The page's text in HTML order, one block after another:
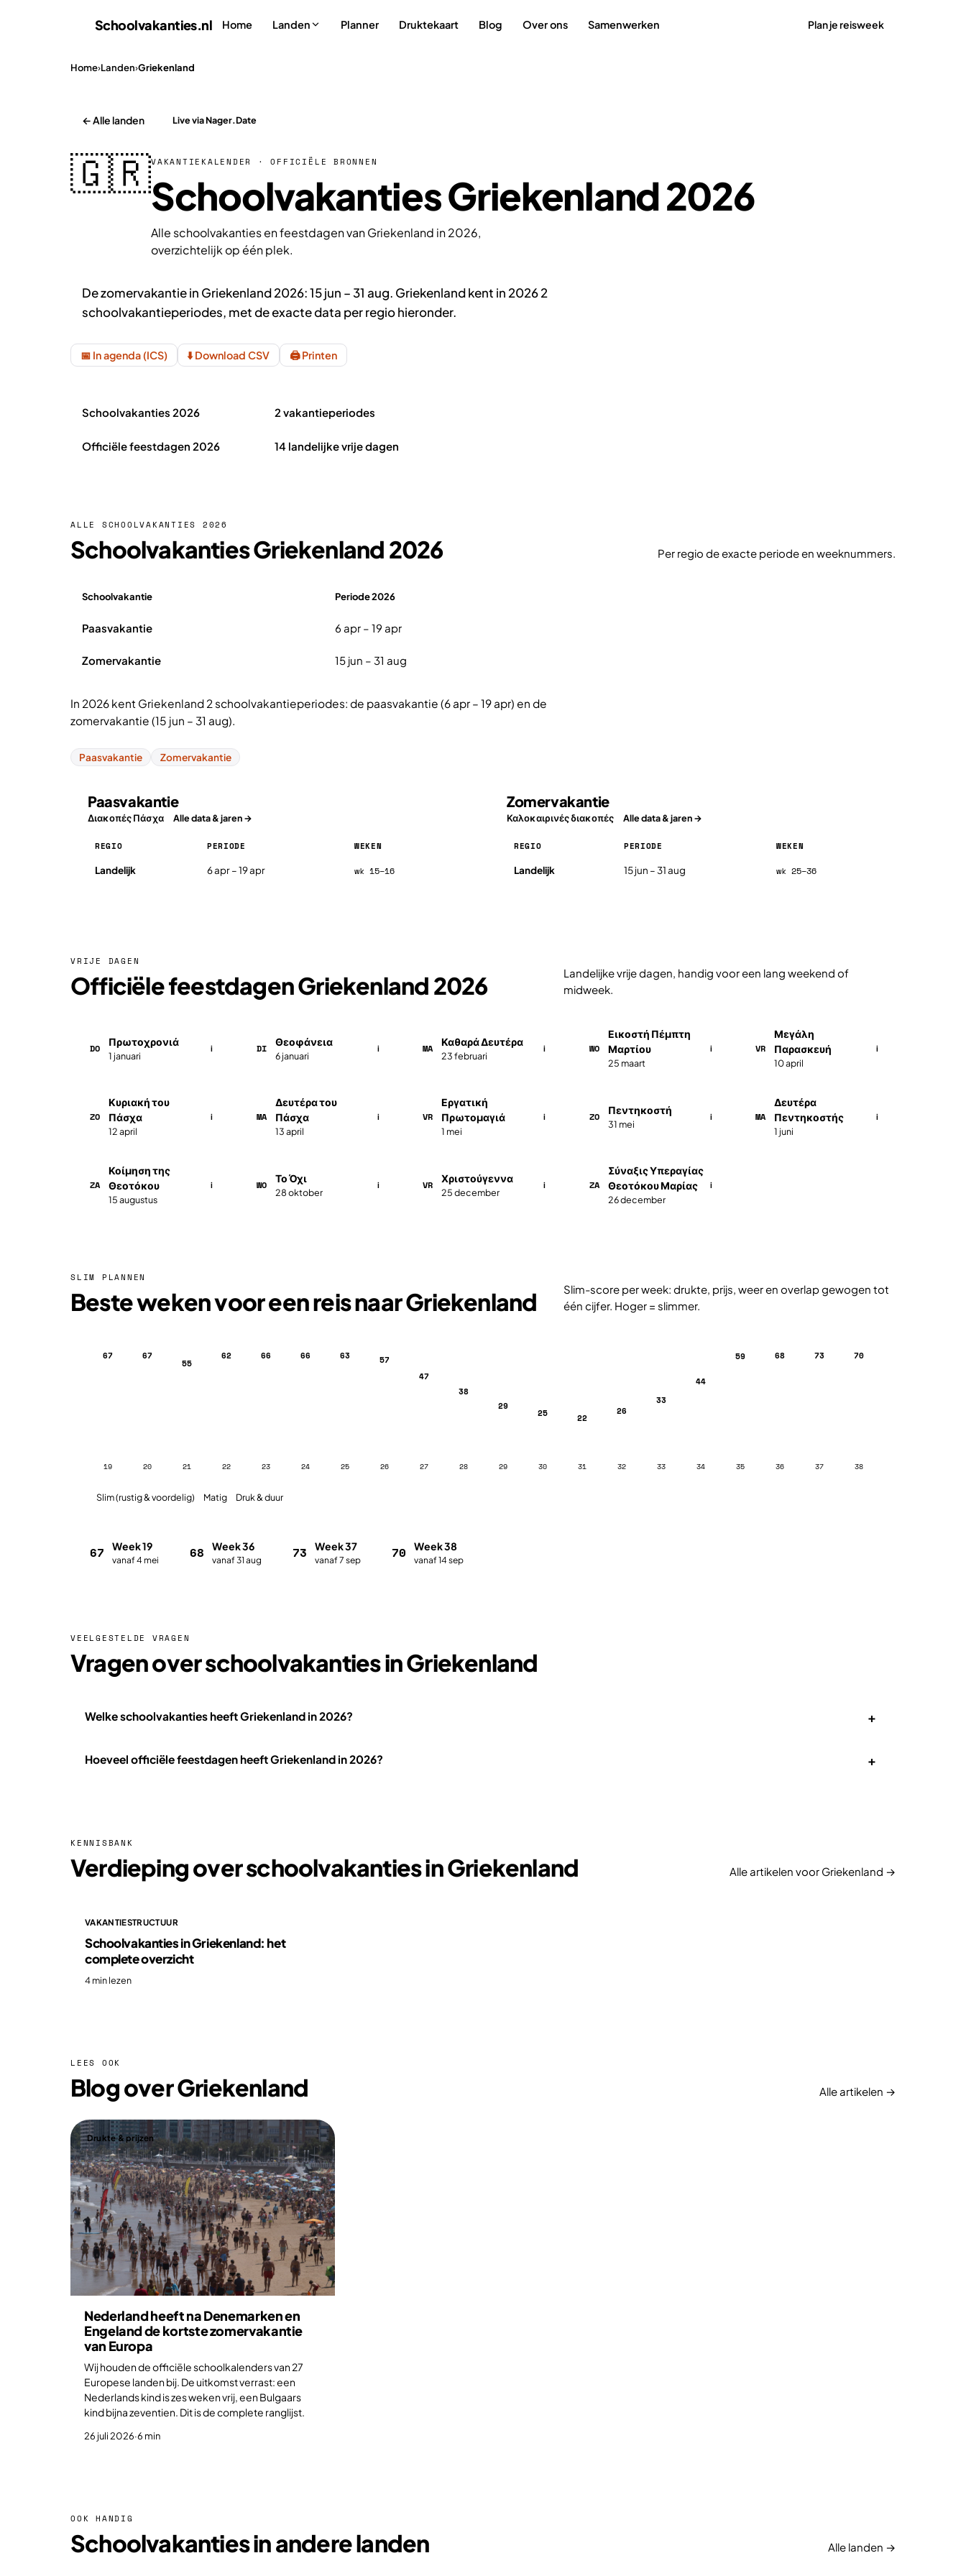
Schoolvakanties.nl Home Landen Planner Druktekaart Blog Over ons Samenwerken Plan je reisweek
Home›Landen›Griekenland
← Alle landen Live via Nager.Date
🇬🇷VAKANTIEKALENDER · OFFICIËLE BRONNEN
Schoolvakanties Griekenland 2026
Alle schoolvakanties en feestdagen van Griekenland in 2026,
overzichtelijk op één plek.
De zomervakantie in Griekenland 2026: 15 jun – 31 aug. Griekenland kent in 2026 2
schoolvakantieperiodes, met de exacte data per regio hieronder.
📅 In agenda (ICS) ⬇️ Download CSV 🖨️ Printen
Schoolvakanties 2026 2 vakantieperiodes
Officiële feestdagen 2026 14 landelijke vrije dagen
ALLE SCHOOLVAKANTIES 2026
Schoolvakanties Griekenland 2026 Per regio de exacte periode en weeknummers.
Schoolvakantie Periode 2026
Paasvakantie 6 apr – 19 apr
Zomervakantie 15 jun – 31 aug
In 2026 kent Griekenland 2 schoolvakantieperiodes: de paasvakantie (6 apr – 19 apr) en de
zomervakantie (15 jun – 31 aug).
Paasvakantie Zomervakantie
Paasvakantie
Διακοπές Πάσχα Alle data & jaren →
Paasvakantie in Griekenland 2026, per regio
REGIO PERIODE WEKEN
Landelijk 6 apr – 19 apr wk 15–16
Zomervakantie
Καλοκαιρινές διακοπές Alle data & jaren →
Zomervakantie in Griekenland 2026, per regio
REGIO PERIODE WEKEN
Landelijk 15 jun – 31 aug wk 25–36
VRIJE DAGEN
Officiële feestdagen Griekenland 2026
Landelijke vrije dagen, handig voor een lang weekend of
midweek.
DO
Πρωτοχρονιά
1 januari
i DI
Θεοφάνεια
6 januari
i MA
Καθαρά Δευτέρα
23 februari
i WO
Εικοστή Πέμπτη
Μαρτίου
25 maart
i VR
Μεγάλη
Παρασκευή
10 april
i
ZO
Κυριακή του
Πάσχα
12 april
i MA
Δευτέρα του
Πάσχα
13 april
i VR
Εργατική
Πρωτομαγιά
1 mei
i ZO
Πεντηκοστή
31 mei
i MA
Δευτέρα
Πεντηκοστής
1 juni
i
ZA
Κοίμηση της
Θεοτόκου
15 augustus
i WO
Το Όχι
28 oktober
i VR
Χριστούγεννα
25 december
i ZA
Σύναξις Υπεραγίας
Θεοτόκου Μαρίας
26 december
i
SLIM PLANNEN
Beste weken voor een reis naar Griekenland
Slim-score per week: drukte, prijs, weer en overlap gewogen tot
één cijfer. Hoger = slimmer.
67
19
67
20
55
21
62
22
66
23
66
24
63
25
57
26
47
27
38
28
29
29
25
30
22
31
26
32
33
33
44
34
59
35
68
36
73
37
70
38
Slim (rustig & voordelig) Matig Druk & duur
67 Week 19
vanaf 4 mei 68 Week 36
vanaf 31 aug 73 Week 37
vanaf 7 sep 70 Week 38
vanaf 14 sep
VEELGESTELDE VRAGEN
Vragen over schoolvakanties in Griekenland
Welke schoolvakanties heeft Griekenland in 2026? +
Hoeveel officiële feestdagen heeft Griekenland in 2026? +
KENNISBANK
Verdieping over schoolvakanties in Griekenland Alle artikelen voor Griekenland →
VAKANTIESTRUCTUUR
Schoolvakanties in Griekenland: het
complete overzicht
4 min lezen
LEES OOK
Blog over Griekenland Alle artikelen →
Drukte & prijzen
Nederland heeft na Denemarken en
Engeland de kortste zomervakantie
van Europa
Wij houden de officiële schoolkalenders van 27
Europese landen bij. De uitkomst verrast: een
Nederlands kind is zes weken vrij, een Bulgaars
kind bijna zeventien. Dit is de complete ranglijst.
26 juli 2026·6 min
OOK HANDIG
Schoolvakanties in andere landen Alle landen →